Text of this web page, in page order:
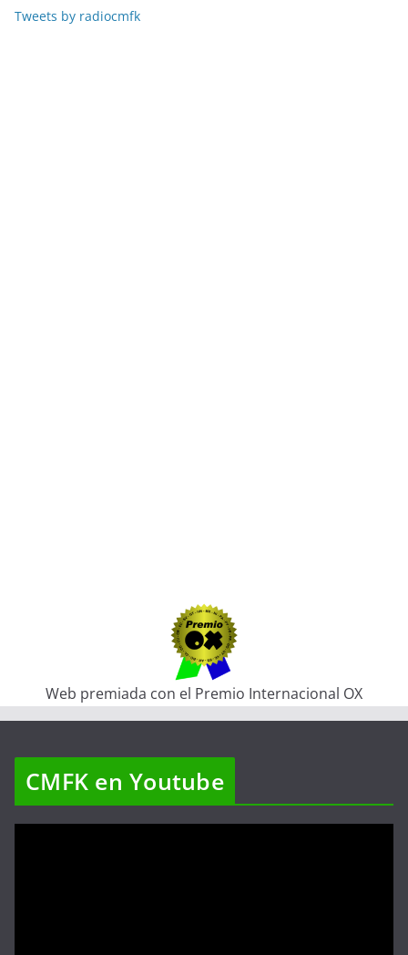
Tweets by radiocmfk
Web premiada con el Premio Internacional OX
CMFK en Youtube